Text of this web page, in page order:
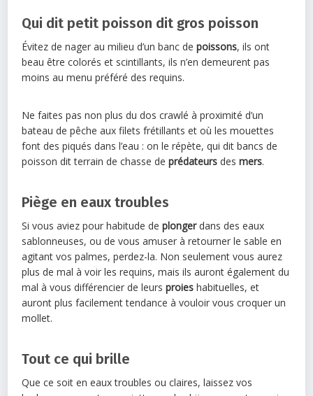
Qui dit petit poisson dit gros poisson
Évitez de nager au milieu d’un banc depoissons, ils ont
beau être colorés et scintillants, ils n’en demeurent pas
moins au menu préféré des requins.
Ne faites pas non plus du dos crawlé à proximité d’un
bateau de pêche aux filets frétillants et où les mouettes
font des piqués dans l’eau : on le répète, qui dit bancs de
poisson dit terrain de chasse deprédateurs desmers.
Piège en eaux troubles
Si vous aviez pour habitude deplongerdans des eaux
sablonneuses, ou de vous amuser à retourner le sable en
agitant vos palmes, perdez-la. Non seulement vous aurez
plus de mal à voir les requins, mais ils auront également du
mal à vous différencier de leursproies habituelles, et
auront plus facilement tendance à vouloir vous croquer un
mollet.
Tout ce qui brille
Que ce soit en eaux troubles ou claires, laissez vos